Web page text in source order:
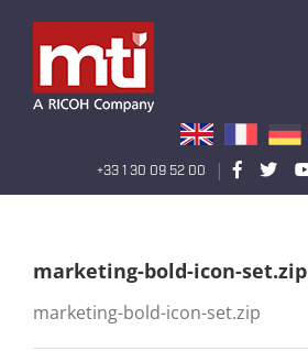
contenu
+33 1 30 09 52 00 |
marketing-bold-icon-set.zip
marketing-bold-icon-set.zip